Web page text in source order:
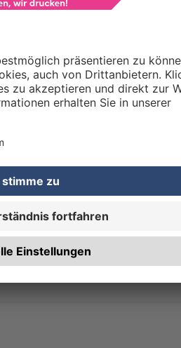
Druckdaten, Logos etc. nach Ihren
empf.)